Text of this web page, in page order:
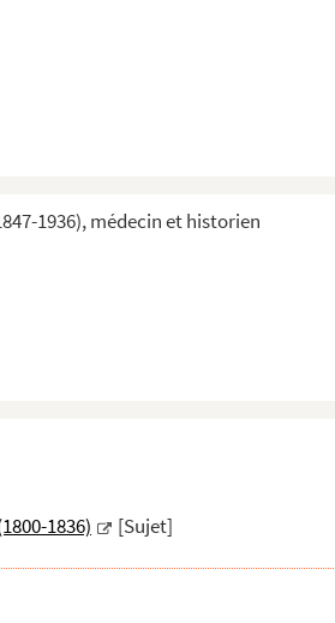
1936), médecin et historien
sens
1836) [Sujet]